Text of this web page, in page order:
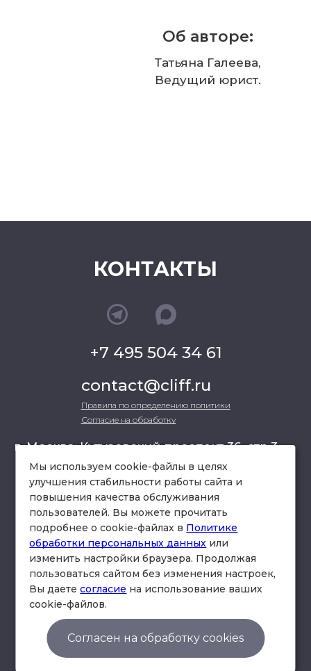
Об авторе:
Татьяна Галеева,
Ведущий юрист.
КОНТАКТЫ
+7 495 504 34 61
contact@cliff.ru
Правила по определению политики
Согласие на обработку
г. Москва, Кутузовский проспект 36, стр.3 ,
офис 301
схема проезда
© Юридическая фирма «Клифф».
Согласие на обработку
Мы используем cookie-файлы в целях
улучшения стабильности работы сайта и
повышения качества обслуживания
пользователей. Вы можете прочитать
подробнее о cookie-файлах в Политике
обработки персональных данных или
изменить настройки браузера. Продолжая
пользоваться сайтом без изменения настроек,
Вы даетесогласие на использование ваших
cookie-файлов.
Согласен на обработку cookies